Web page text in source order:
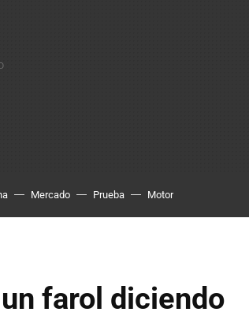
Mercado Prueba Motor
farol diciendo